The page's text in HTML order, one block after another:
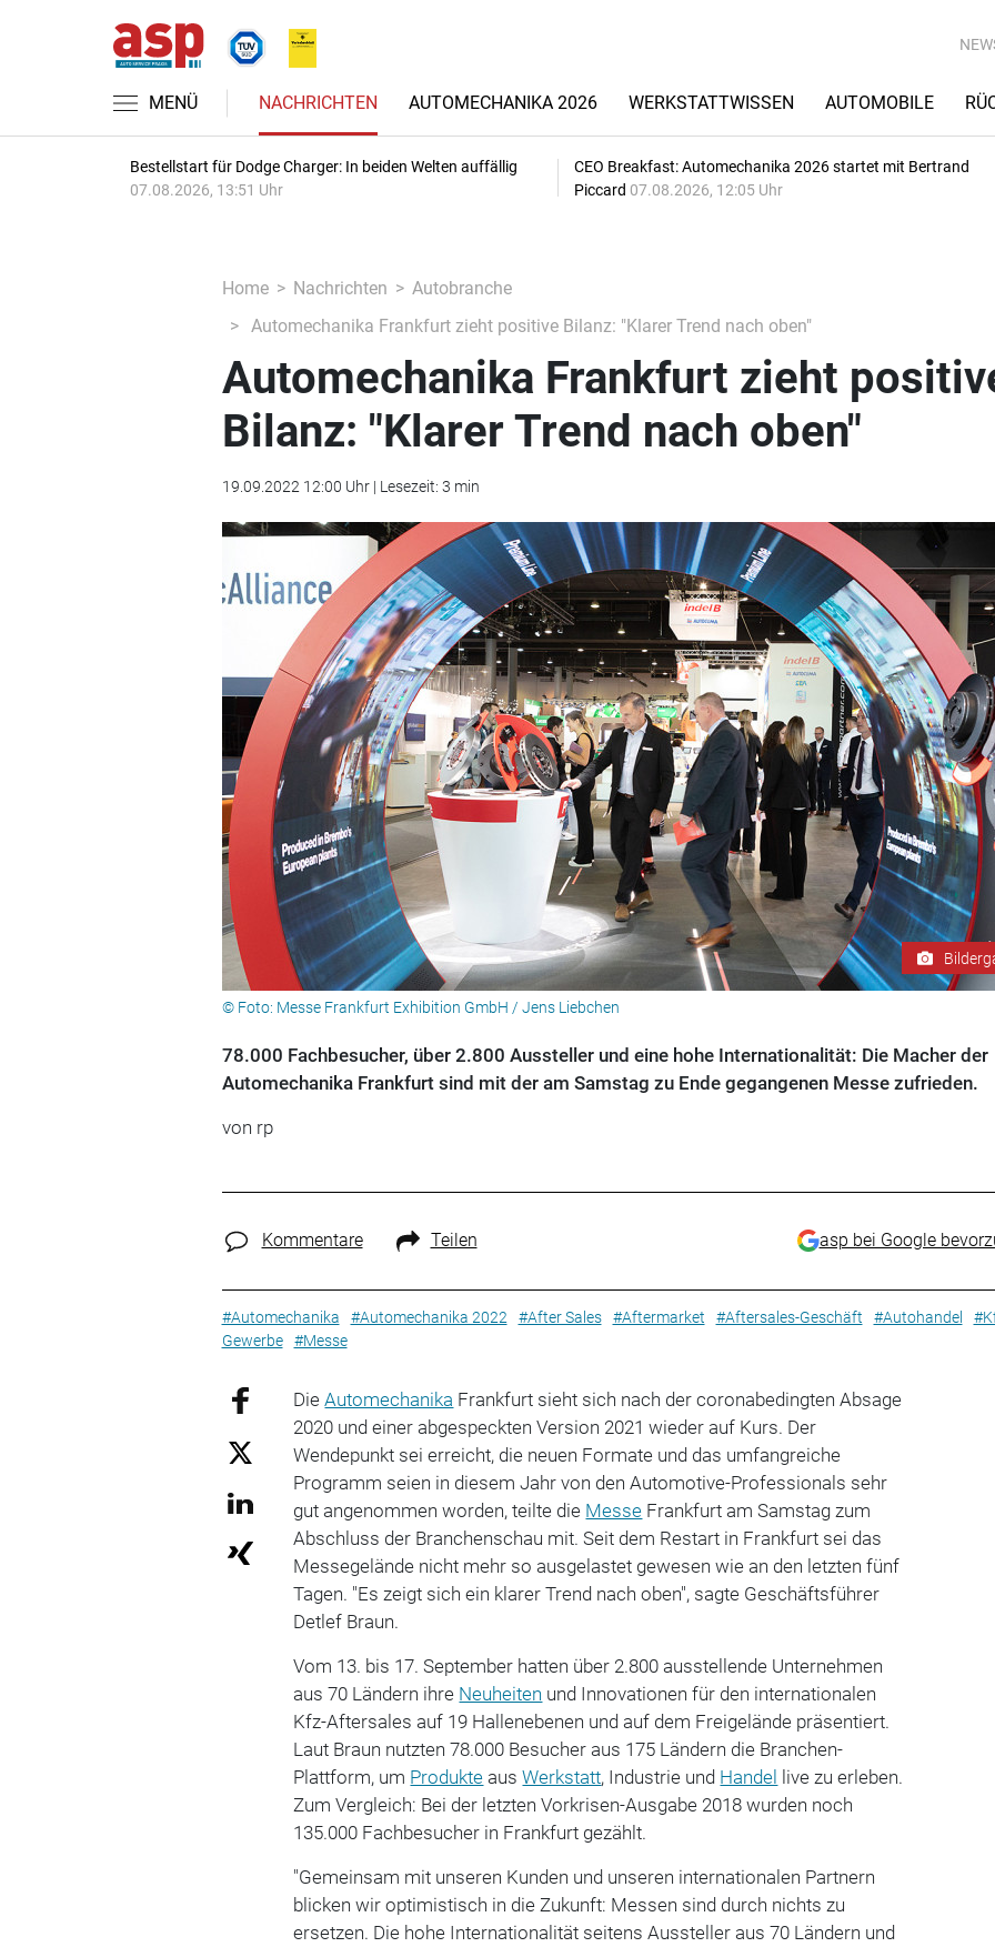
MENÜ NACHRICHTEN AUTOMECHANIKA 2026 WERKSTATTWISSEN AUTOMOBILE
Bestellstart für Dodge Charger: In beiden Welten auffällig
07.08.2026, 13:51 Uhr
CEO Breakfast: Automechanika 2026 startet mit Bertrand
Piccard 07.08.2026, 12:05 Uhr
Home Nachrichten
Autobranche
Automechanika Frankfurt zieht positive Bilanz: "Klarer Trend nach oben"
Automechanika Frankfurt zieht
Bilanz: "Klarer Trend nach oben"
19.09.2022 12:00 Uhr | Lesezeit: 3 min
© Foto: Messe Frankfurt Exhibition GmbH / Jens Liebchen
78.000 Fachbesucher, über 2.800 Aussteller und eine hohe Internationalität: Die Macher der
Automechanika Frankfurt sind mit der am Samstag zu Ende gegangenen Messe zufrieden.
von rp
Kommentare Teilen asp bei Google
#Automechanika #Automechanika 2022 #After Sales #Aftermarket #Aftersales-Geschäft #Autohandel
Gewerbe
#Messe
DieAutomechanika Frankfurt sieht sich nach der coronabedingten Absage
2020 und einer abgespeckten Version 2021 wieder auf Kurs. Der
Wendepunkt sei erreicht, die neuen Formate und das umfangreiche
Programm seien in diesem Jahr von den Automotive-Professionals sehr
gut angenommen worden, teilte die Messe Frankfurt am Samstag zum
Abschluss der Branchenschau mit. Seit dem Restart in Frankfurt sei das
Messegelände nicht mehr so ausgelastet gewesen wie an den letzten fünf
Tagen. "Es zeigt sich ein klarer Trend nach oben", sagte Geschäftsführer
Detlef Braun.
Vom 13. bis 17. September hatten über 2.800 ausstellende Unternehmen
aus 70 Ländern ihre Neuheiten und Innovationen für den internationalen
Kfz-Aftersales auf 19 Hallenebenen und auf dem Freigelände präsentiert.
Laut Braun nutzten 78.000 Besucher aus 175 Ländern die Branchen-
Plattform, um Produkte ausWerkstatt, Industrie und Handel live zu erleben.
Zum Vergleich: Bei der letzten Vorkrisen-Ausgabe 2018 wurden noch
135.000 Fachbesucher in Frankfurt gezählt.
"Gemeinsam mit unseren Kunden und unseren internationalen Partnern
blicken wir optimistisch in die Zukunft: Messen sind durch nichts zu
ersetzen. Die hohe Internationalität seitens Aussteller aus 70 Ländern und